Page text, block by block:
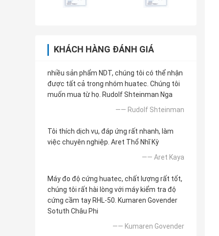
KHÁCH HÀNG ĐÁNH GIÁ
nhiều sản phẩm NDT, chúng tôi có thể nhận
được tất cả trong nhóm huatec. Chúng tôi
muốn mua từ họ. Rudolf Shteinman Nga
—— Rudolf Shteinman
Tôi thích dịch vụ, đáp ứng rất nhanh, làm
việc chuyên nghiệp. Aret Thổ Nhĩ Kỳ
—— Aret Kaya
Máy đo độ cứng huatec, chất lượng rất tốt,
chúng tôi rất hài lòng với máy kiểm tra độ
cứng cầm tay RHL-50. Kumaren Govender
Sotuth Châu Phi
—— Kumaren Govender